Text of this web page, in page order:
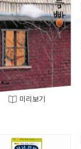
미리보기